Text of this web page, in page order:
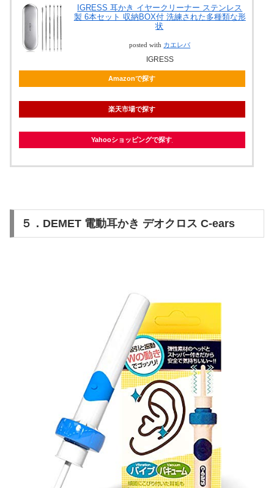
IGRESS 耳かき イヤークリーナー ステンレス
製 6本セット 収納BOX付 洗練された多種類な形
状
posted with カエレバ
IGRESS
Amazonで探す
楽天市場で探す
Yahooショッピングで探す
５．DEMET 電動耳かき デオクロス C-ears